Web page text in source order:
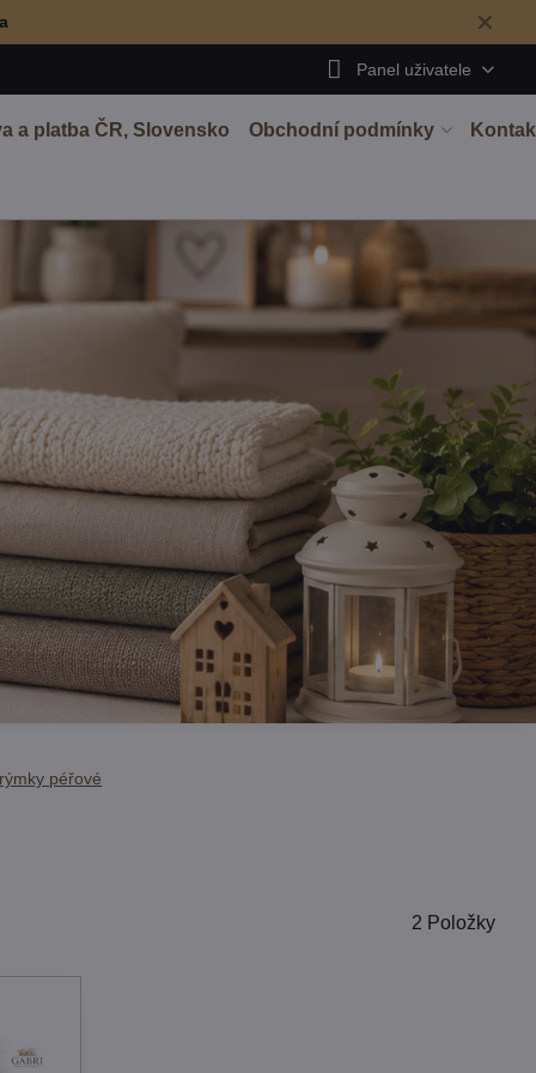
✕
Panel uživatele
a platba ČR, Slovensko Obchodní podmínky
péřové
2 Položky